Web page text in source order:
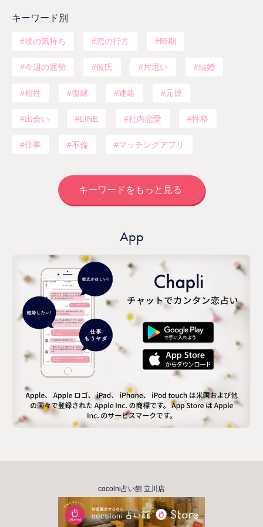
キーワード別
彼の気持ち 恋の行方 時期
今週の運勢 彼氏 片思い 結婚
相性 復縁 連絡 元彼
出会い LINE 社内恋愛 性格
仕事 不倫 マッチングアプリ
キーワードをもっと見る
App
cocolni占い館 立川店